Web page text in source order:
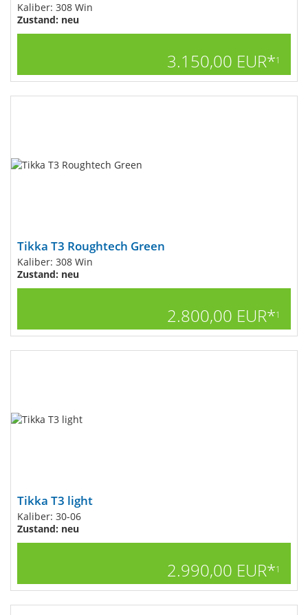
Kaliber: 308 Win
Zustand: neu
3.150,00 EUR*1
Tikka T3 Roughtech Green
Kaliber: 308 Win
Zustand: neu
2.800,00 EUR*1
Tikka T3 light
Kaliber: 30-06
Zustand: neu
2.990,00 EUR*1